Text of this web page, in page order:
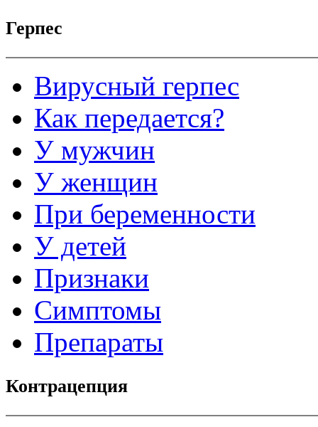
Герпес
Вирусный герпес
Как передается?
У мужчин
У женщин
При беременности
У детей
Признаки
Симптомы
Препараты
Контрацепция